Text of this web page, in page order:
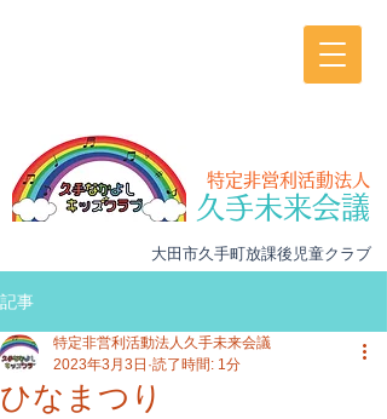
特定非営利活動法人
久手未来会議
大田市久手町放課後児童クラブ
記事
ひなまつり
特定非営利活動法人久手未来会議
2023年3月3日 読了時間: 1分